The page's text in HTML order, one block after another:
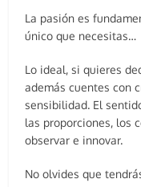
La pasión es
único que necesitas…
Lo ideal, si quieres
además cuentes con
sensibilidad. El
las proporciones, los
observar e innovar.
No olvides que